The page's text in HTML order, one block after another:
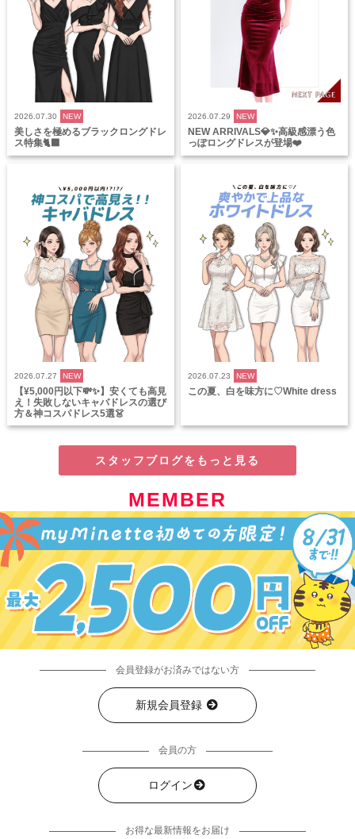
2026.07.30 NEW
美しさを極めるブラックロングドレ
ス特集🐈‍⬛
2026.07.29 NEW
NEW ARRIVALS💎✨高級感漂う色
っぽロングドレスが登場❤️
2026.07.27 NEW
【¥5,000円以下💸✨】安くても高見
え！失敗しないキャバドレスの選び
方＆神コスパドレス5選👗
2026.07.23 NEW
この夏、白を味方に♡White dress
スタッフブログをもっと見る
MEMBER
会員登録がお済みではない方
新規会員登録
会員の方
ログイン
お得な最新情報をお届け